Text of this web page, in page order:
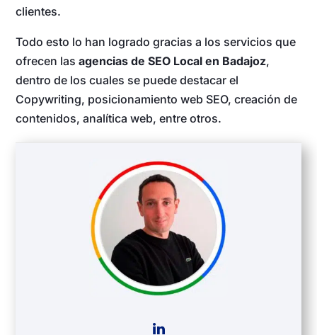
clientes.
Todo esto lo han logrado gracias a los servicios que
ofrecen lasagencias de SEO Local en Badajoz,
dentro de los cuales se puede destacar el
Copywriting, posicionamiento web SEO, creación de
contenidos, analítica web, entre otros.